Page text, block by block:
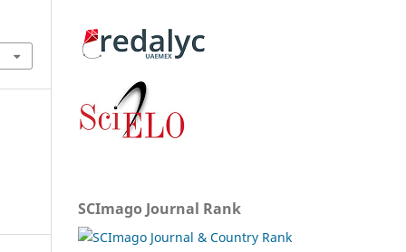
SCImago Journal Rank